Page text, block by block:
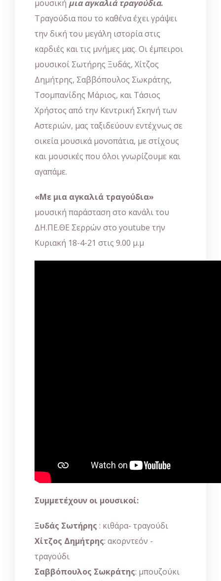
μουσική μια αγκαλιά τραγούδια.
Τραγούδια που το καθένα έχει γράψει
την δική του μεγάλη ιστορία στις
καρδιές και τις μνήμες μας. Οι έμπειροι
μουσικοί Σωτήρης Ξυδάς, Χίτζος
Δημήτρης, Σαββόπουλος Σωκράτης,
Τσομπανίδης Μάριος, και Τάσιος
Χρήστος από την Κεντρική Σκηνή των
Αστεριών, μας ταξιδεύουν εντέχνως σε
οικεία μουσικά μονοπάτια, με στίχους
και μουσικές που όλοι γνωρίζουμε και
αγαπάμε.
«Με μια αγκαλιά τραγούδια»
μουσική παράσταση στο κανάλι του
ΔΗ.ΠΕ.ΘΕ Σερρών στο youtube την
Κυριακή 18-4-21 στις 9.00 μ.μ
Συμμετέχουν οι μουσικοί:
Ξυδάς Σωτήρης : κιθάρα- τραγούδι
Χίτζος Δημήτρης: ακορντεόν -
τραγούδι
Σαββόπουλος Σωκράτης: μπουζούκι